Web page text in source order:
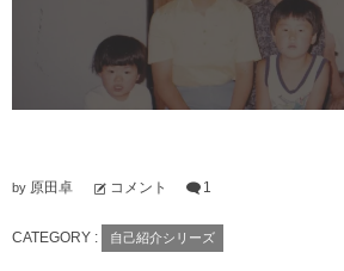
す
by 原田卓 コメント 1
CATEGORY : 自己紹介シリーズ